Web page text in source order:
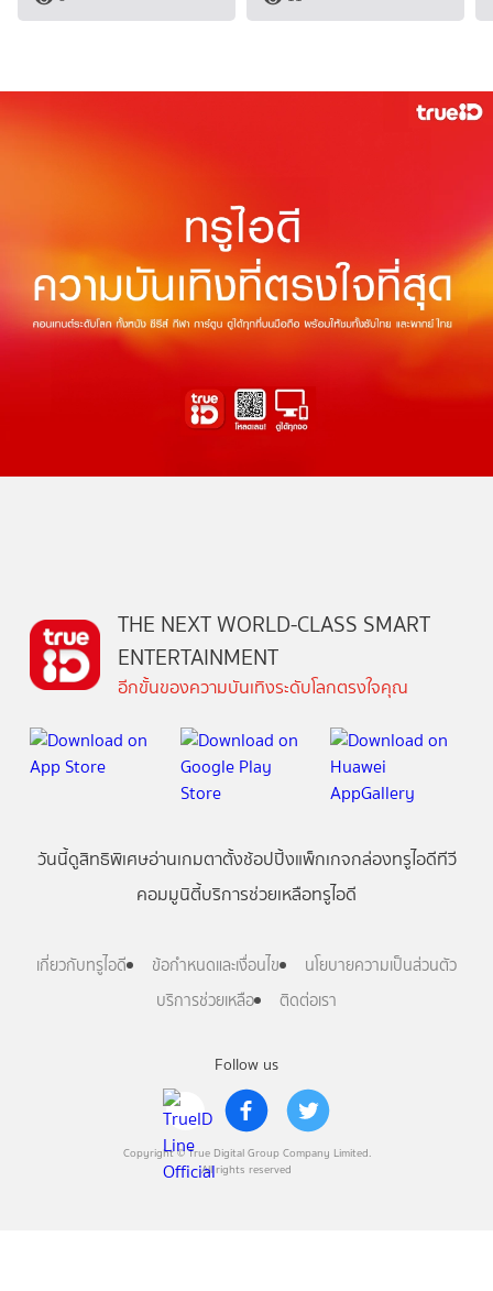
Follow us
Copyright © True Digital Group Company Limited.
All rights reserved
THE NEXT WORLD-CLASS SMART
ENTERTAINMENT
อีกขั้นของความบันเทิงระดับโลกตรงใจคุณ
วันนี้ดูสิทธิพิเศษอ่านเกมตาตั้งช้อปปิ้งแพ็กเกจกล่องทรูไอดีทีวี
คอมมูนิตี้บริการช่วยเหลือทรูไอดี
เกี่ยวกับทรูไอดี ข้อกำหนดและเงื่อนไข
นโยบายความเป็นส่วนตัว
บริการช่วยเหลือ
ติดต่อเรา